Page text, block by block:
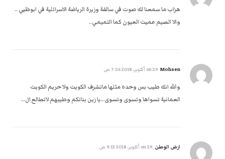
هزاب ما سمعنا لك صوت في سالفة وزيرة الرياضة الاسرائلية في ابوظبي ..
والا الصيم عميت العيون كما التميمي..
Mohsen 29 أكتوبر، 2018 7:26 ص
والله انك طيب بس وحده مثلها ماتشرف الكويت ولا حريم الكويت
العمانية تسواها وتسوى وتسوى…يا زين بناتكم وطيبهم لاتطالع ال…
ارض الوطن 29 أكتوبر، 2018 9:12 ص